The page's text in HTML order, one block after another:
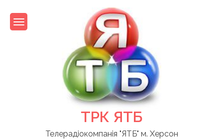
content
ТРК ЯТБ
Телерадіокомпанія "ЯТБ" м. Херсон